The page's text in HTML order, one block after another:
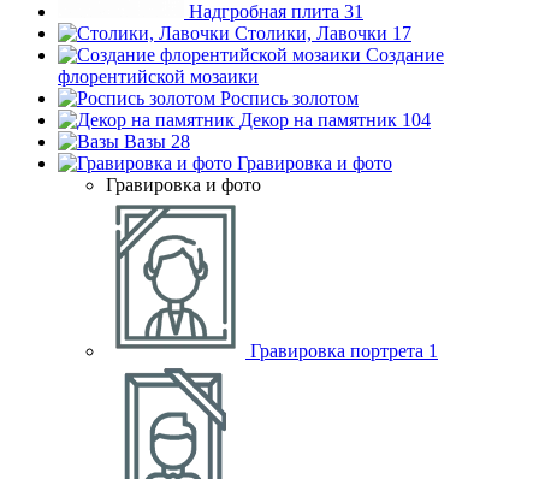
Надгробная плита 31
Столики, Лавочки 17
Создание
флорентийской мозаики
Роспись золотом
Декор на памятник 104
Вазы 28
Гравировка и фото
Гравировка и фото
Гравировка портрета 1